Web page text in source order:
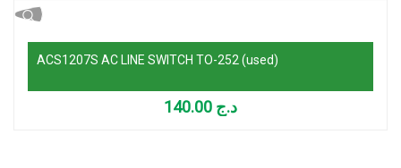
ACS1207S AC LINE SWITCH TO-252 (used)
د.ج